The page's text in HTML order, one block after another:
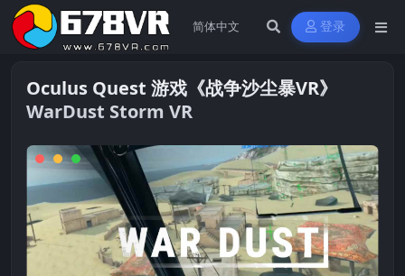
登录
Oculus Quest 游戏《战争沙尘暴VR》
WarDust Storm VR